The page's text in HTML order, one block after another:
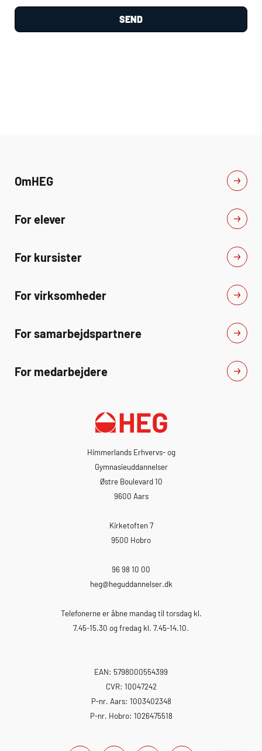
OmHEG
For elever
For kursister
For virksomheder
For samarbejdspartnere
For medarbejdere
Himmerlands Erhvervs- og
Gymnasieuddannelser
Østre Boulevard 10
9600 Aars
Kirketoften 7
9500 Hobro
96 98 10 00
heg@heguddannelser.dk
Telefonerne er åbne mandag til torsdag kl.
7.45-15.30 og fredag kl. 7.45-14.10.
EAN: 5798000554399
CVR: 10047242
P-nr. Aars: 1003402348
P-nr. Hobro: 1026475518